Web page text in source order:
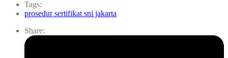
Tags:
prosedur sertifikat sni jakarta
Share: